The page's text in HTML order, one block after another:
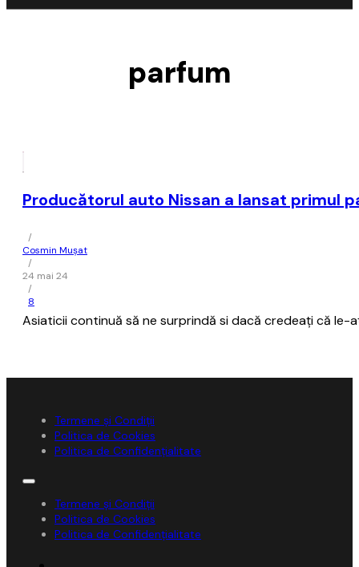
parfum
Producătorul auto Nissan a lansat primul
/
Cosmin Mușat
/
24 mai 24
/
8
Asiaticii continuă să ne surprindă si dacă credeaţi că le-
Termene și Condiții
Politica de Cookies
Politica de Confidențialitate
Termene și Condiții
Politica de Cookies
Politica de Confidențialitate